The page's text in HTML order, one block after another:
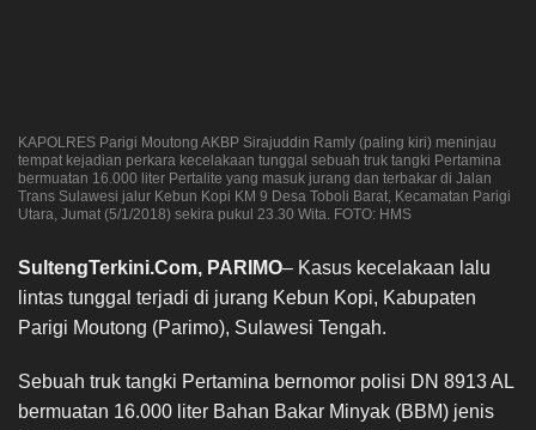
KAPOLRES Parigi Moutong AKBP Sirajuddin Ramly (paling kiri) meninjau
tempat kejadian perkara kecelakaan tunggal sebuah truk tangki Pertamina
bermuatan 16.000 liter Pertalite yang masuk jurang dan terbakar di Jalan
Trans Sulawesi jalur Kebun Kopi KM 9 Desa Toboli Barat, Kecamatan Parigi
Utara, Jumat (5/1/2018) sekira pukul 23.30 Wita. FOTO: HMS
SultengTerkini.Com, PARIMO– Kasus kecelakaan lalu
lintas tunggal terjadi di jurang Kebun Kopi, Kabupaten
Parigi Moutong (Parimo), Sulawesi Tengah.
Sebuah truk tangki Pertamina bernomor polisi DN 8913 AL
bermuatan 16.000 liter Bahan Bakar Minyak (BBM) jenis